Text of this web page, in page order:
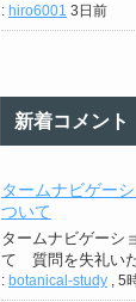
: hiro6001 3日前
新着コメント
タームナビゲー
ついて
タームナビゲーシ
て 質問を失礼い
: botanical-study 5